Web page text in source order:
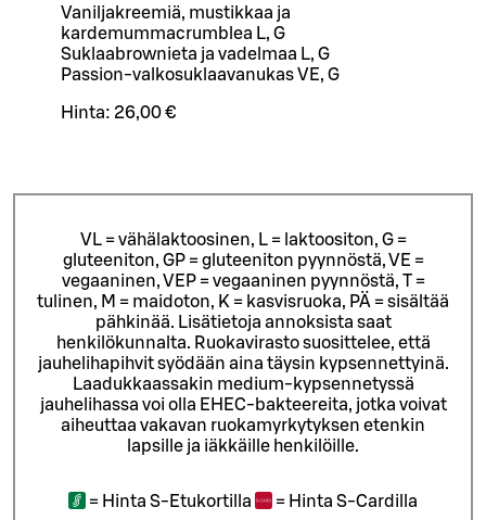
Vaniljakreemiä, mustikkaa ja
kardemummacrumblea L, G
Suklaabrownieta ja vadelmaa L, G
Passion-valkosuklaavanukas VE, G
Hinta: 26,00 €
VL = vähälaktoosinen, L = laktoositon, G =
gluteeniton, GP = gluteeniton pyynnöstä, VE =
vegaaninen, VEP = vegaaninen pyynnöstä, T =
tulinen, M = maidoton, K = kasvisruoka, PÄ = sisältää
pähkinää. Lisätietoja annoksista saat
henkilökunnalta. Ruokavirasto suosittelee, että
jauhelihapihvit syödään aina täysin kypsennettyinä.
Laadukkaassakin medium-kypsennetyssä
jauhelihassa voi olla EHEC-bakteereita, jotka voivat
aiheuttaa vakavan ruokamyrkytyksen etenkin
lapsille ja iäkkäille henkilöille.
= Hinta S-Etukortilla = Hinta S-Cardilla